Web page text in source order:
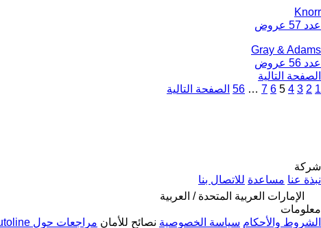
Knorr
عدد 57 عروض
Gray & Adams
عدد 56 عروض
الصفحة التالية
1
2
3
4
5
6
7
…
56 الصفحة التالية
شركة
نبذة عنا مساعدة للاتصال بنا
الإمارات العربية المتحدة / العربية
معلومات
الشروط والأحكام سياسة الخصوصية نصائح للأمان مراجعات حول Autoline